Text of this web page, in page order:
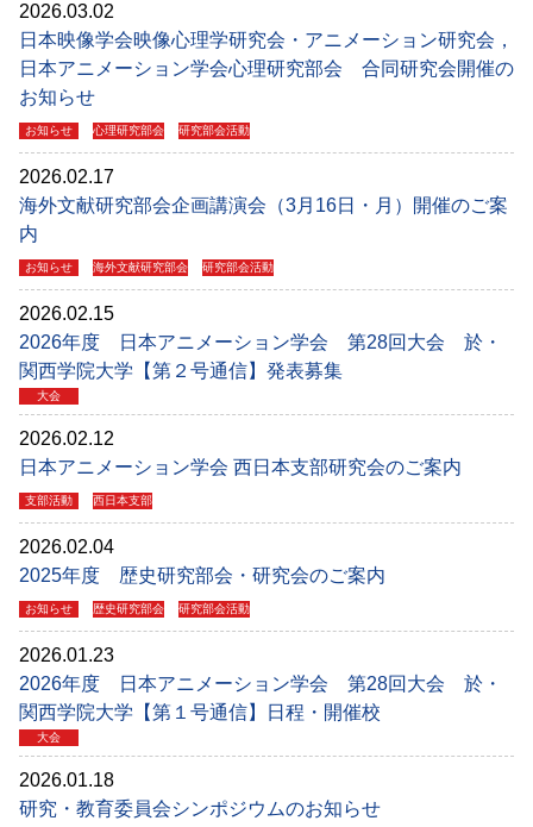
2026.03.02
日本映像学会映像心理学研究会・アニメーション研究会，
日本アニメーション学会心理研究部会 合同研究会開催の
お知らせ
お知らせ 心理研究部会 研究部会活動
2026.02.17
海外文献研究部会企画講演会（3月16日・月）開催のご案
内
お知らせ 海外文献研究部会 研究部会活動
2026.02.15
2026年度 日本アニメーション学会 第28回大会 於・
関西学院大学【第２号通信】発表募集
大会
2026.02.12
日本アニメーション学会 西日本支部研究会のご案内
支部活動 西日本支部
2026.02.04
2025年度 歴史研究部会・研究会のご案内
お知らせ 歴史研究部会 研究部会活動
2026.01.23
2026年度 日本アニメーション学会 第28回大会 於・
関西学院大学【第１号通信】日程・開催校
大会
2026.01.18
研究・教育委員会シンポジウムのお知らせ